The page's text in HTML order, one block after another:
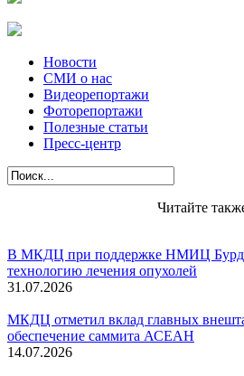
Новости
СМИ о нас
Видеорепортажи
Фоторепортажи
Полезные статьи
Пресс-центр
Читайте
В МКДЦ при поддержке НМИЦ
технологию лечения опухолей
31.07.2026
МКДЦ отметил вклад главных
обеспечение саммита АСЕАН
14.07.2026